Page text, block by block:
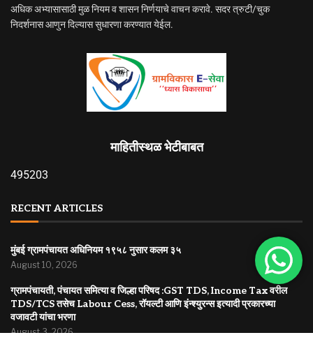
अधिक अभ्यासासाठी मुळ नियम व शासन निर्णयाचे वाचन करावे. सदर त्रुटी/चुक
निदर्शनास आणुन दिल्यास सुधारणा करण्यात येईल.
माहितीस्थळ भेटीबाबत
495203
RECENT ARTICLES
मुंबई ग्रामपंचायत अधिनियम १९५८ नुसार कलम ३५
August 10, 2026
ग्रामपंचायती, पंचायत समित्या व जिल्हा परिषद :GST TDS, Income Tax वरील
TDS/TCS तसेच Labour Cess, रॉयल्टी आणि इंन्श्युरन्स इत्यादी प्रकारच्या
वजावटी यांचा भरणा
August 3, 2026